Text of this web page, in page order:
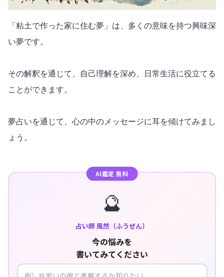
「粘土で作った家に住む夢」は、多くの意味を持つ興味深
い夢です。
その解釈を通じて、自己理解を深め、日常生活に役立てる
ことができます。
夢占いを通じて、心の中のメッセージに耳を傾けてみまし
ょう。
AI鑑定 無料
🔮
占い師 風然（ふうぜん）
今の悩みを
書いてみてください